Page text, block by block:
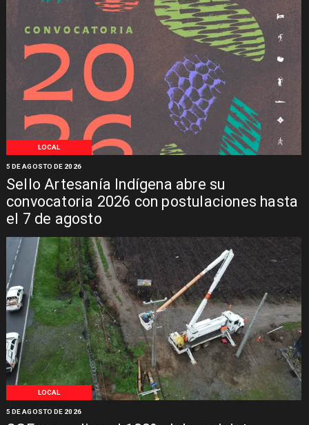
LOCAL
Sello Artesanía Indígena abre su
convocatoria 2026 con postulaciones hasta
el 7 de agosto
5 DE AGOSTO DE 2026
LOCAL
5 DE AGOSTO DE 2026